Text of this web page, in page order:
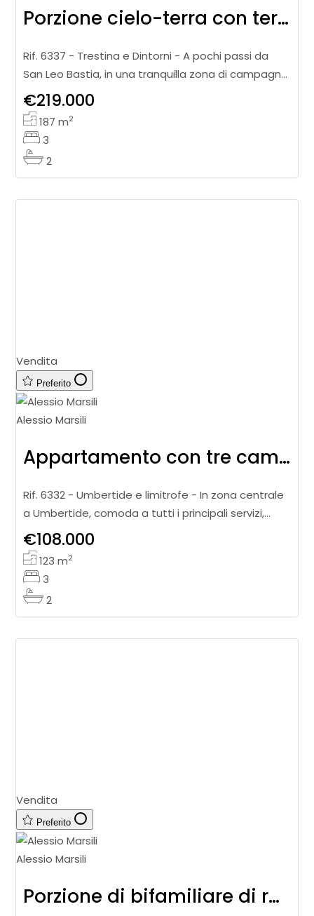
Porzione cielo-terra con terreno
Rif. 6337 - Trestina e Dintorni - A pochi passi da
San Leo Bastia, in una tranquilla zona di campagna,
porzione cielo-terra di circa 150 mq, inserita in un
contesto riservat
€219.000
187 m2
3
2
Vendita
Preferito
Alessio Marsili
Appartamento con tre camere e garage
Rif. 6332 - Umbertide e limitrofe - In zona centrale
a Umbertide, comoda a tutti i principali servizi,
proponiamo in vendita appartamento posto al
terzo piano, caratterizzat
€108.000
123 m2
3
2
Vendita
Preferito
Alessio Marsili
Porzione di bifamiliare di recente costruzione con giardino